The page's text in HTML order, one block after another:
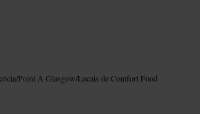
/Point A Glasgow/Locais de Comfort Food